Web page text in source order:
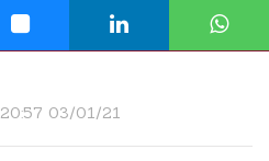
20:57 03/01/21